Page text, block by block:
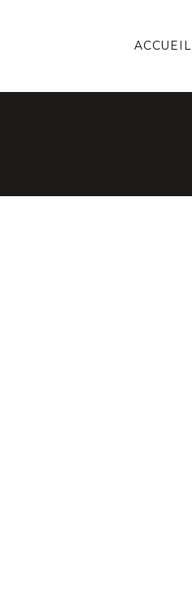
ACCUEIL